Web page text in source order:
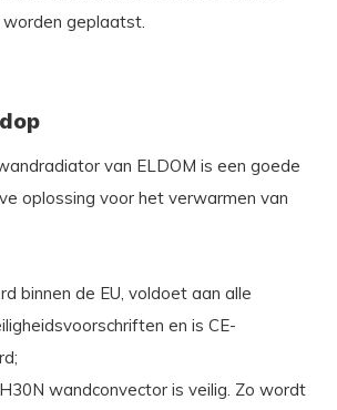
geplaatst.
van ELDOM is een goede
oplossing voor het verwarmen van
binnen de EU, voldoet aan alle
en is CE-
wandconvector is veilig. Zo wordt